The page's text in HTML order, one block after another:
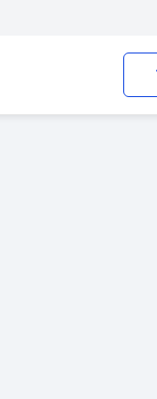
Policies where